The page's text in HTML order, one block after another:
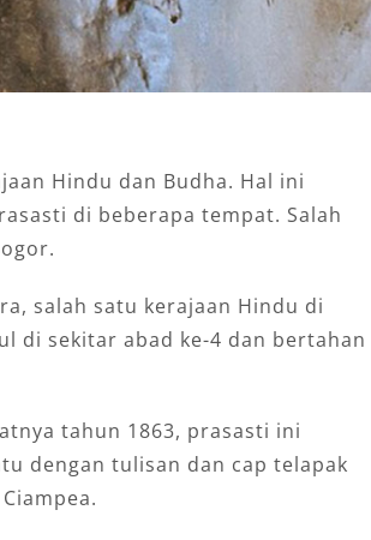
Hindu dan Budha. Hal ini
di beberapa tempat. Salah
salah satu kerajaan Hindu di
di sekitar abad ke-4 dan bertahan
tahun 1863, prasasti ini
dengan tulisan dan cap telapak